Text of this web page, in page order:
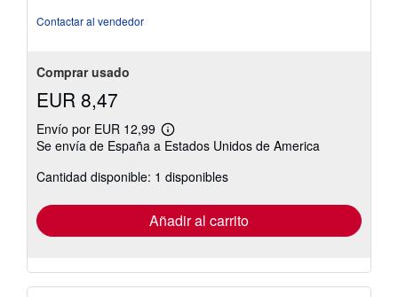
Contactar al vendedor
Comprar usado
EUR 8,47
Envío por EUR 12,99
Más
información
las
tarifas
envío
Se envía de España a Estados Unidos de America
Cantidad disponible: 1 disponibles
Añadir al carrito